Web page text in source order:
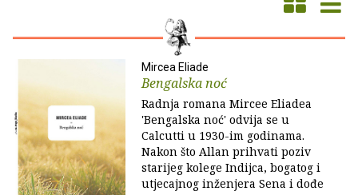
Mircea Eliade
Bengalska noć
Radnja romana Mircee Eliadea
'Bengalska noć' odvija se u
Calcutti u 1930-im godinama.
Nakon što Allan prihvati poziv
starijeg kolege Indijca, bogatog i
utjecajnog inženjera Sena i dođe